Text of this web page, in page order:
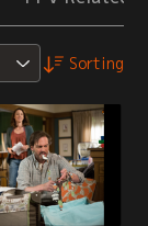
Sorting